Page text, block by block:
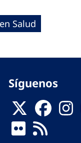
Salud
Síguenos